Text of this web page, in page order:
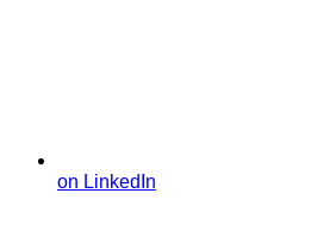
on LinkedIn